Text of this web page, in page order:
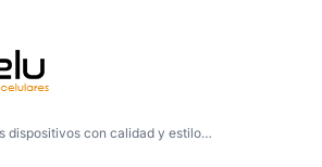
dispositivos con calidad y estilo…